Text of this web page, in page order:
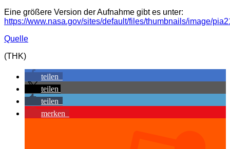
Eine größere Version der Aufnahme gibt es unter:
https://www.nasa.gov/sites/default/files/thumbnails/image/
Quelle
(THK)
teilen
teilen
teilen
merken